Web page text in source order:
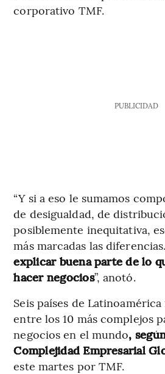
corporativo TMF.
PUBLICIDAD
“Y si a eso le sumamos
de desigualdad, de
posiblemente inequitativa,
más marcadas las diferencias.
explicar buena parte de lo
hacer negocios”, anotó.
Seis países de
entre los 10 más complejos
negocios en el mundo,
Complejidad Empresarial
este martes por TMF.